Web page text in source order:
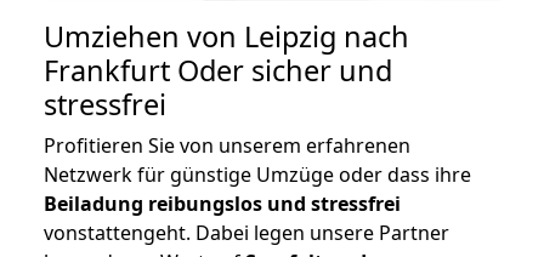
Umziehen von Leipzig nach
Frankfurt Oder sicher und
stressfrei
Profitieren Sie von unserem erfahrenen
Netzwerk für günstige Umzüge oder dass ihre
Beiladung reibungslos und stressfrei
vonstattengeht. Dabei legen unsere Partner